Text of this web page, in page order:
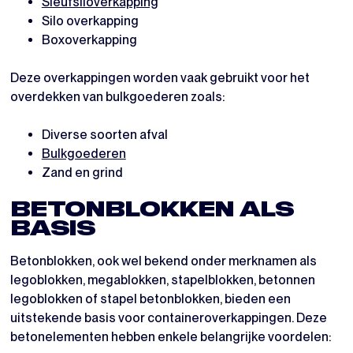
Silo overkapping
Boxoverkapping
Deze overkappingen worden vaak gebruikt voor het
overdekken van bulkgoederen zoals:
Diverse soorten afval
Bulkgoederen
Zand en grind
BETONBLOKKEN ALS
BASIS
Betonblokken, ook wel bekend onder merknamen als
legoblokken, megablokken, stapelblokken, betonnen
legoblokken of stapel betonblokken, bieden een
uitstekende basis voor containeroverkappingen. Deze
betonelementen hebben enkele belangrijke voordelen: